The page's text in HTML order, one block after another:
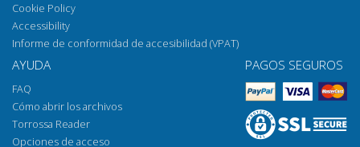
Cookie Policy
Accessibility
Informe de conformidad de accesibilidad (VPAT)
AYUDA
FAQ
Cómo abrir los archivos
Torrossa Reader
Opciones de acceso
PAGOS SEGUROS